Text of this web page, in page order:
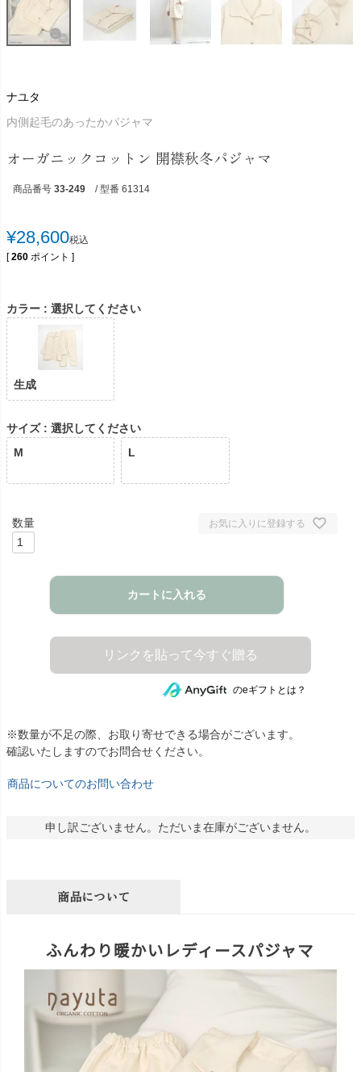
ナユタ
内側起毛のあったかパジャマ
オーガニックコットン 開襟秋冬パジャマ
商品番号 33-249 / 型番 61314
¥28,600税込
[ 260 ポイント ]
カラー 選択してください
生成
サイズ
選択してください
M
L
お気に入りに登録する
カートに入れる
のeギフトとは？
※数量が不足の際、お取り寄せできる場合がございます。
確認いたしますのでお問合せください。
商品についてのお問い合わせ
申し訳ございません。ただいま在庫がございません。
商品について
ふんわり暖かいレディースパジャマ